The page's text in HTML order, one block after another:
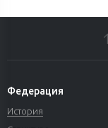
Федерация
История